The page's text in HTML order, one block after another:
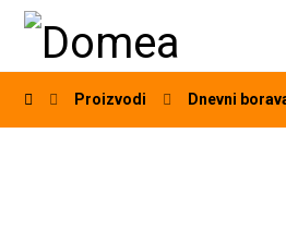
Proizvodi Dnevni